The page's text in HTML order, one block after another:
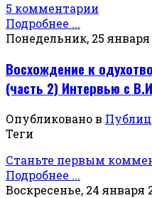
5 комментарии
Подробнее ...
Понедельник, 25 января
Восхождение к
(часть 2) Интервью с
Опубликовано в
Теги
Станьте первым
Подробнее ...
Воскресенье, 24 января